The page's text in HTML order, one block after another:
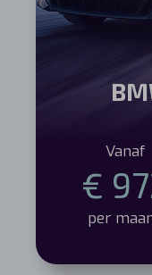
Vanaf
€
per